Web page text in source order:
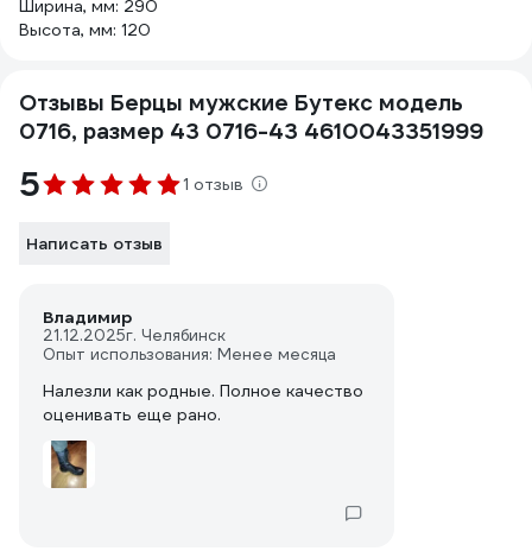
Ширина, мм: 290
Высота, мм: 120
Отзывы Берцы мужские Бутекс модель
0716, размер 43 0716-43 4610043351999
5 1 отзыв
Написать отзыв
Владимир
21.12.2025г. Челябинск
Опыт использования: Менее месяца
Налезли как родные. Полное качество
оценивать еще рано.